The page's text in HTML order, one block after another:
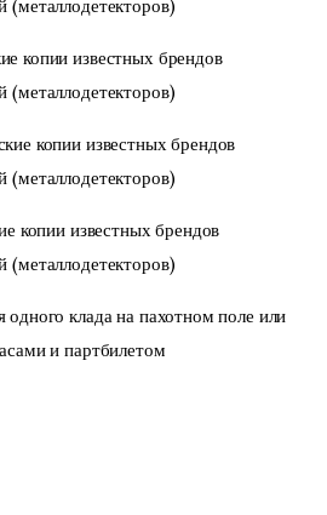
(металлодетекторов)
копии известных брендов
(металлодетекторов)
копии известных брендов
(металлодетекторов)
копии известных брендов
(металлодетекторов)
одного клада на пахотном поле или
и партбилетом